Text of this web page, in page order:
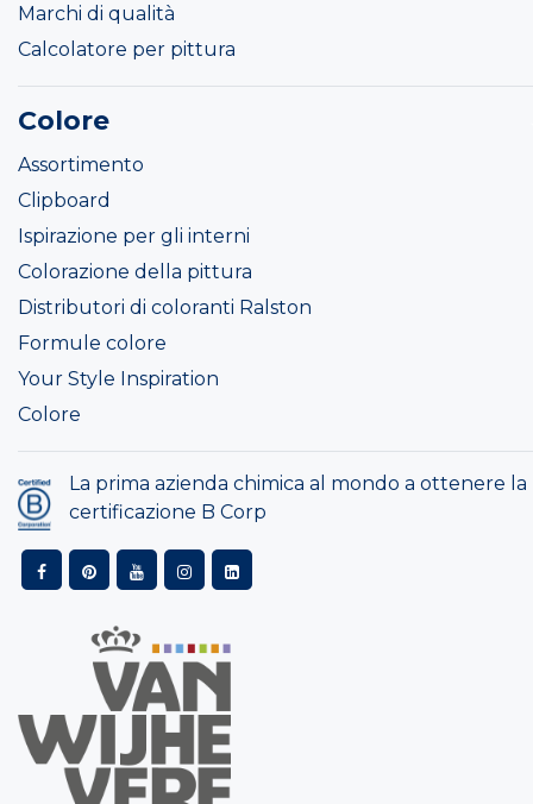
Marchi di qualità
Calcolatore per pittura
Colore
Assortimento
Clipboard
Ispirazione per gli interni
Colorazione della pittura
Distributori di coloranti Ralston
Formule colore
Your Style Inspiration
Colore
La prima azienda chimica al mondo a ottenere la
certificazione B Corp